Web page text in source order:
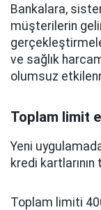
Bankalara,
müşterilerin
ve sağlık
olumsuz
Toplam limit
Yeni
kredi
Toplam limiti